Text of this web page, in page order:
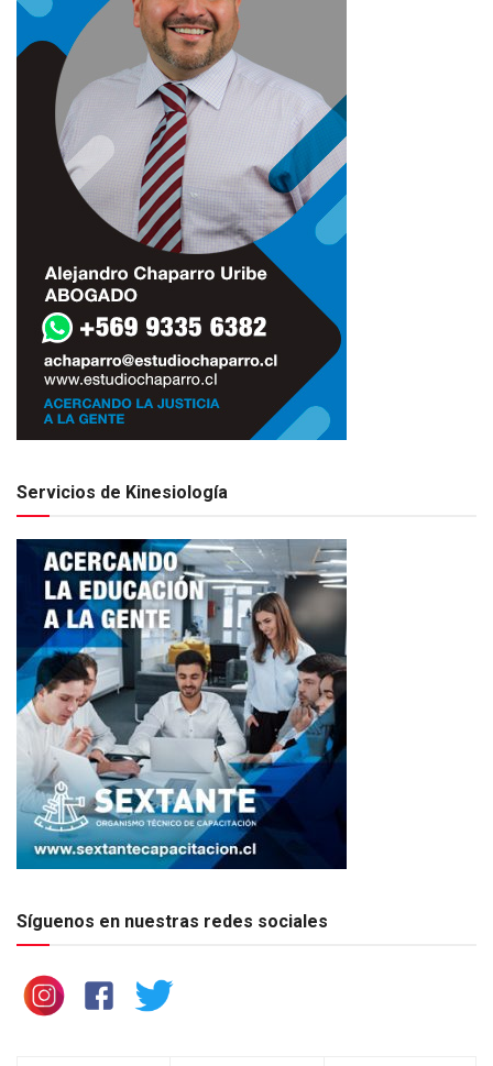
Servicios de Kinesiología
Síguenos en nuestras redes sociales